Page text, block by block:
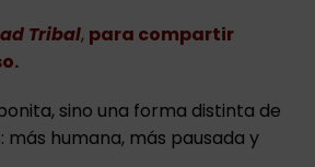
Tribal, para compartir
sino una forma distinta de
más humana, más pausada y